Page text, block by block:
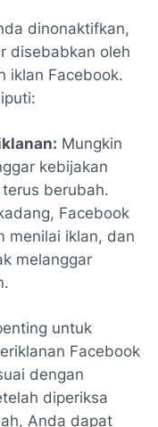
dinonaktifkan,
disebabkan oleh
iklan Facebook.
Mungkin
kebijakan
berubah.
Facebook
menilai iklan, dan
melanggar
untuk
Facebook
dengan
diperiksa
Anda dapat